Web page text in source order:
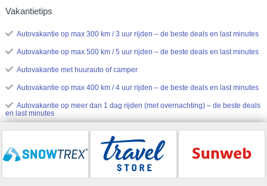
Vakantietips
Autovakantie op max 300 km / 3 uur rijden – de beste deals en last minutes
Autovakantie op max 500 km / 5 uur rijden – de beste deals en last minutes
Autovakantie met huurauto of camper
Autovakantie op max 400 km / 4 uur rijden – de beste deals en last minutes
Autovakantie op meer dan 1 dag rijden (met overnachting) – de beste deals
en last minutes
Dagje weg Nederland
Weekendje weg
Autovakantie wintersport
Autovakantie stedentrip